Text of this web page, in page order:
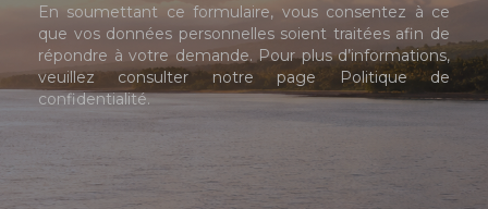
En soumettant ce formulaire, vous consentez à ce
que vos données personnelles soient traitées afin de
répondre à votre demande. Pour plus d’informations,
veuillez consulter notre page Politique de
confidentialité.